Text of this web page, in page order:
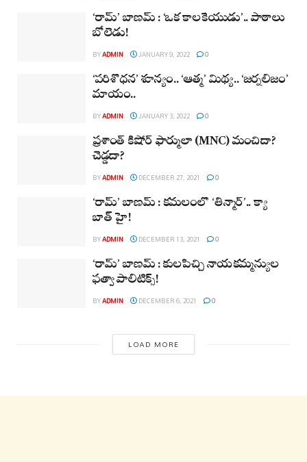
‘రామ్’ బాణమ్ : ‘ఒక కాలకేయుడు’.. పాఠాలు
బోలెడు!
BYADMIN JANUARY 9, 2022 0
‘పరిశోధన’ శూన్యం.. ‘ఆత్మ’ మిథ్య.. ‘జర్నలిజం’
మాయం..
BYADMIN JANUARY 3, 2022 0
ప్రశాంత్ కిషోర్ ఫార్ములా (MNC) మంచిదా?
చెడ్డదా?
BYADMIN DECEMBER 27, 2021 0
‘రామ్’ బాణమ్ : కమలంలో ‘తీన్మార్’.. క్యా
బాత్ హై!
BYADMIN DECEMBER 13, 2021 0
‘రామ్’ బాణమ్ : కులపిచ్చి నాయకమ్మన్యుల
ఫత్వా పాలిటిక్స్!
BYADMIN DECEMBER 6, 2021 0
LOAD MORE